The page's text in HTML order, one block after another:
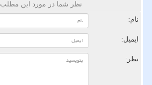
نظر شما در مورد این مطلب
نام:
ایمیل:
نظر: